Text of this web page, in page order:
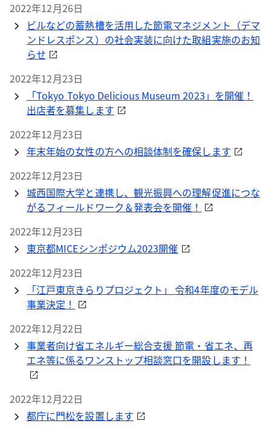
2022年12月26日
ビルなどの蓄熱槽を活用した節電マネジメント（デマ
ンドレスポンス）の社会実装に向けた取組実施のお知
らせ
2022年12月23日
「Tokyo Tokyo Delicious Museum 2023」を開催！
出店者を募集します
2022年12月23日
年末年始の女性の方への相談体制を確保します
2022年12月23日
城西国際大学と連携し、観光振興への理解促進につな
がるフィールドワーク＆発表会を開催！
2022年12月23日
東京都MICEシンポジウム2023開催
2022年12月23日
「江戸東京きらりプロジェクト」 令和4年度のモデル
事業決定！
2022年12月22日
事業者向け省エネルギー総合支援 節電・省エネ、再
エネ等に係るワンストップ相談窓口を開設します！
2022年12月22日
都庁に門松を設置します